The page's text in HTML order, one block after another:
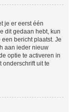
je er eerst één
dit gedaan hebt, kun
bericht plaatst. Je
aan ieder nieuw
optie te activeren in
onderschrift uit te